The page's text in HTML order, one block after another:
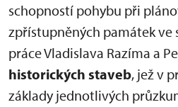
schopností pohybu při
zpřístupněných památek ve
práce Vladislava Razíma a
historických staveb, jež v
základy jednotlivých